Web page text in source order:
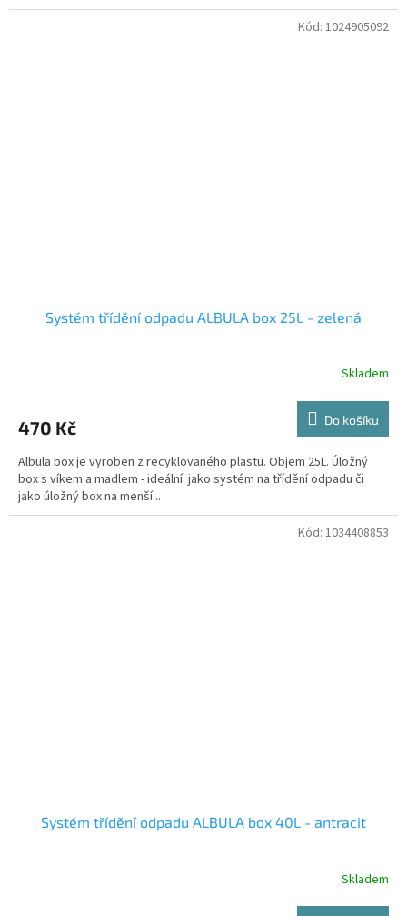
Systém třídění odpadu ALBULA box 25L - zelená
Skladem
470 Kč Do košíku
Albula box je vyroben z recyklovaného plastu. Objem 25L. Úložný
box s víkem a madlem - ideální jako systém na třídění odpadu či
jako úložný box na menší...
Kód: 1024905092
Systém třídění odpadu ALBULA box 40L - antracit
Skladem
Kód: 1034408853